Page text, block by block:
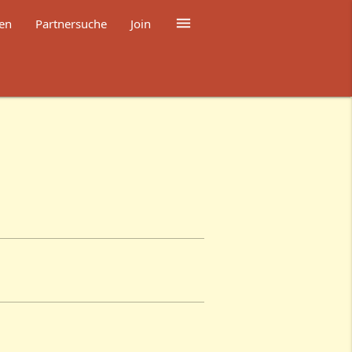

Partnersuche Join